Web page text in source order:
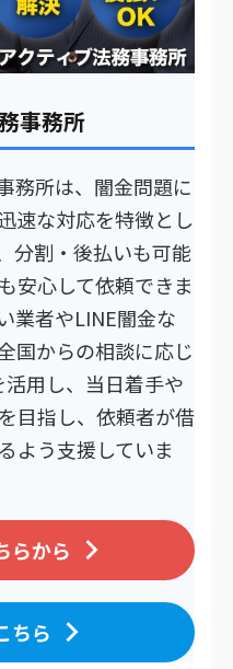
事務所
務所は、闇金問題に
速な対応を特徴とし
分割・後払いも可能
安心して依頼できま
業者やLINE闇金な
国からの相談に応じ
用し、当日着手や
目指し、依頼者が借
よう支援していま
らから
ちら